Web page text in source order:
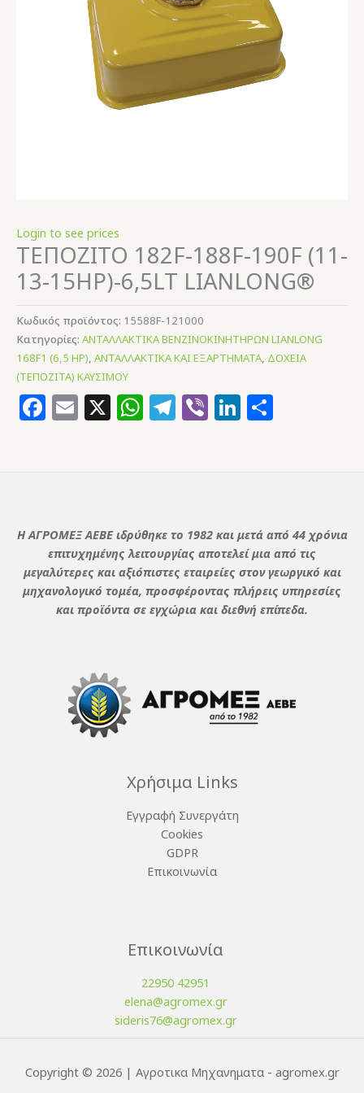
Login to see prices
ΤΕΠΟΖΙΤΟ 182F-188F-190F (11-
13-15HP)-6,5LT LIANLONG®
Κωδικός προϊόντος: 15588F-121000
Κατηγορίες: ΑΝΤΑΛΛΑΚΤΙΚΑ ΒΕΝΖΙΝΟΚΙΝΗΤΗΡΩΝ LIANLONG
168F1 (6,5 HP), ΑΝΤΑΛΛΑΚΤΙΚΑ ΚΑΙ ΕΞΑΡΤΗΜΑΤΑ, ΔΟΧΕΙΑ
(ΤΕΠΟΖΙΤΑ) ΚΑΥΣΙΜΟΥ
Facebook
Email
X WhatsApp
Telegram
ViberLinkedIn
Η ΑΓΡΟΜΕΞ ΑΕΒΕ ιδρύθηκε το 1982 και μετά από 44 χρόνια
επιτυχημένης λειτουργίας αποτελεί μια από τις
μεγαλύτερες και αξιόπιστες εταιρείες στον γεωργικό και
μηχανολογικό τομέα, προσφέροντας πλήρεις υπηρεσίες
και προϊόντα σε εγχώρια και διεθνή επίπεδα.
Χρήσιμα Links
Εγγραφή Συνεργάτη
Cookies
GDPR
Επικοινωνία
Επικοινωνία
22950 42951
elena@agromex.gr
sideris76@agromex.gr
Copyright © 2026 | Αγροτικα Μηχανηματα - agromex.gr